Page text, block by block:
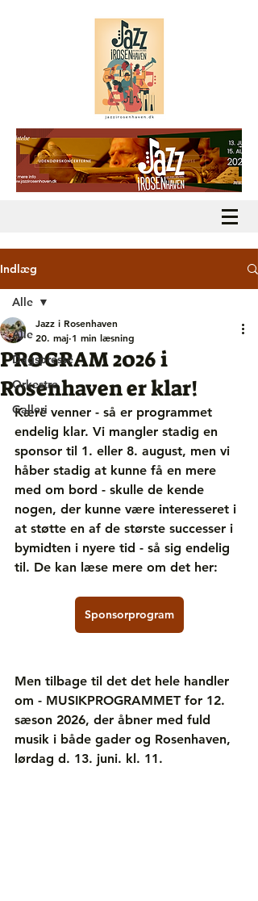
Indlæg
Alle
Dagspresse
Orkestre
Galleri
Alle
PROGRAM 2026 i
Rosenhaven er klar!
Jazz i Rosenhaven
20. maj 1 min læsning
Kære venner - så er programmet
endelig klar. Vi mangler stadig en
sponsor til 1. eller 8. august, men vi
håber stadig at kunne få en mere
med om bord - skulle de kende
nogen, der kunne være interesseret i
at støtte en af de største successer i
bymidten i nyere tid - så sig endelig
til. De kan læse mere om det her:
Sponsorprogram
Men tilbage til det det hele handler
om - MUSIKPROGRAMMET for 12.
sæson 2026, der åbner med fuld
musik i både gader og Rosenhaven,
lørdag d. 13. juni. kl. 11.